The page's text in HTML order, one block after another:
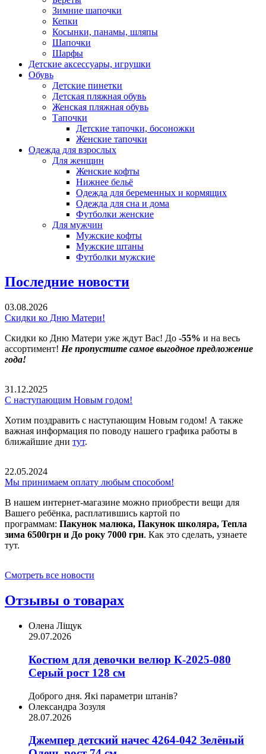
Зимние шапочки
Кепки
Косынки, панамы, шляпы
Шапочки
Шарфы
Детские аксессуары, игрушки
Обувь
Детские пинетки
Детская пляжная обувь
Женская пляжная обувь
Тапочки
Детские тапочки, босоножки
Женские тапочки
Одежда для взрослых
Для женщин
Женские кофты
Нижнее бельё
Одежда для беременных и кормящих
Одежда для сна и дома
Футболки женские
Для мужчин
Мужские кофты
Мужские штаны
Футболки мужские
Последние новости
03.08.2026
Скидки ко Дню Матери!
Скидки ко Дню Матери уже ждут Вас! До -55% и на весь
ассортимент! Не пропустите самое выгодное предложение
года!
31.12.2025
С наступающим Новым годом!
Хотим поздравить с наступающим Новым годом! А также
важная информация по поводу нашего графика работы в
ближайшие дни тут.
22.05.2024
Мы принимаем оплату любым способом!
В нашем интернет-магазине можно приобрести вещи для
Вашего ребёнка, расплатившись картой по
программам: Пакунок малюка, Пакунок школяра, Тепла
зима 6500грн и До року 7000 грн. Как это сделать, узнаете
тут.
Смотреть все новости
Отзывы о товарах
Олена Ліщук
29.07.2026
Костюм для девочки велюр К-2025-080
Серый рост 128 см
Доброго дня. Які параметри штанів?
Олександра Зозуля
28.07.2026
Джемпер детский начес 4264-042 Зелёный